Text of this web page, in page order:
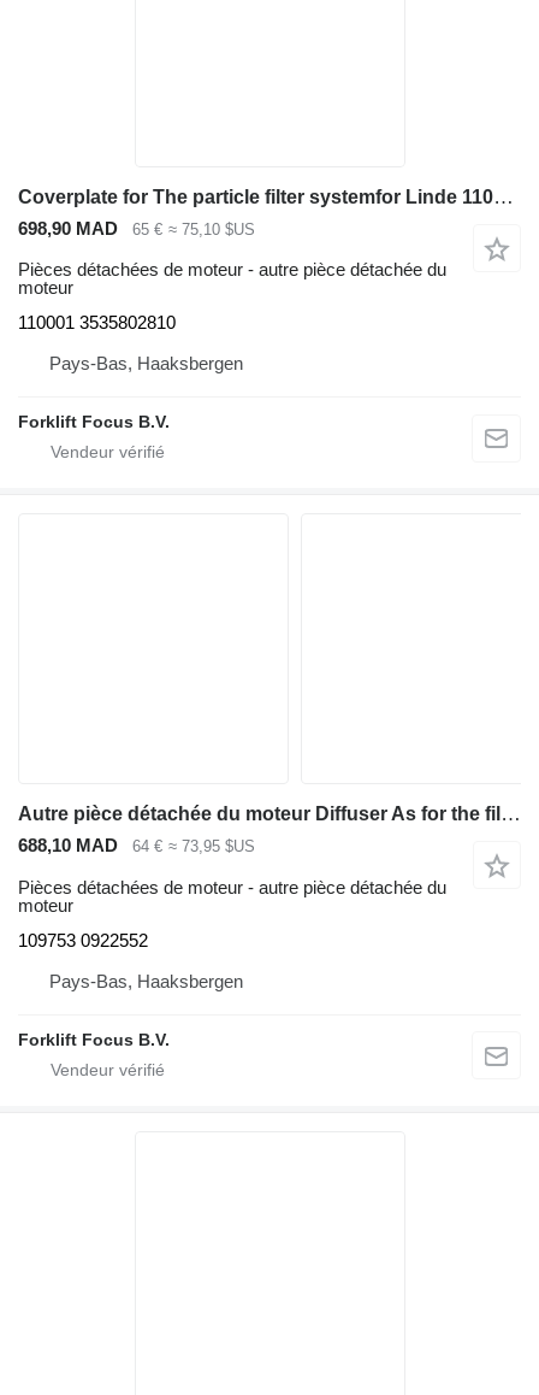
Coverplate for The particle filter systemfor Linde 110001 pour chariot élévateur diesel Linde Linde H50-80, Series 353-02
698,90 MAD 65 € ≈ 75,10 $US
Pièces détachées de moteur - autre pièce détachée du
moteur
110001 3535802810
Pays-Bas, Haaksbergen
Forklift Focus B.V.
Autre pièce détachée du moteur Diffuser As for the filter GP-oil 109753 pour chariot élévateur diesel Caterpillar V70F-100F, VC110F
688,10 MAD 64 € ≈ 73,95 $US
Pièces détachées de moteur - autre pièce détachée du
moteur
109753 0922552
Pays-Bas, Haaksbergen
Forklift Focus B.V.